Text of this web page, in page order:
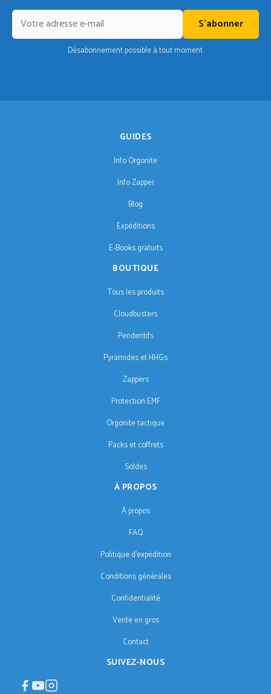
S'abonner
Désabonnement possible à tout moment.
GUIDES
Info Orgonite
Info Zapper
Blog
Expéditions
E-Books gratuits
BOUTIQUE
Tous les produits
Cloudbusters
Pendentifs
Pyramides et HHGs
Zappers
Protection EMF
Orgonite tactique
Packs et coffrets
Soldes
À PROPOS
À propos
FAQ
Politique d'expédition
Conditions générales
Confidentialité
Vente en gros
Contact
SUIVEZ-NOUS